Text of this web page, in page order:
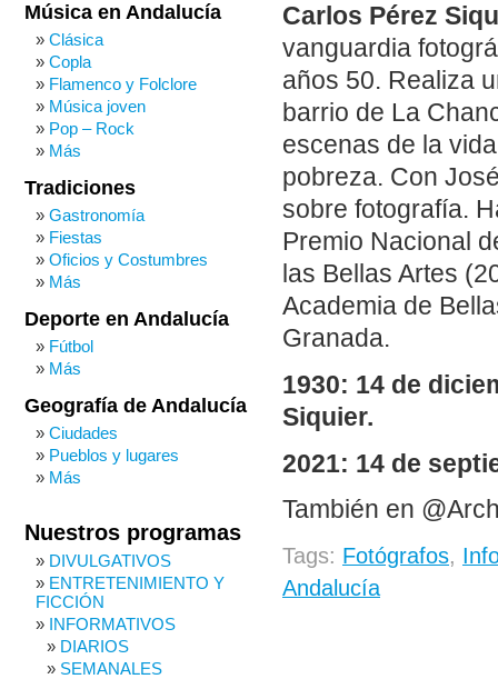
Carlos Pérez
vanguardia
años 50. Realiza
barrio de La
escenas de la
pobreza. Con
sobre fotografía.
Premio Nacional
las Bellas Artes
Academia de
Granada.
1930: 14 de
Siquier.
2021: 14 de
También en
Tags: Fotógrafos,
Andalucía
Música en Andalucía
Clásica
Copla
Flamenco y Folclore
Música joven
Pop – Rock
Más
Tradiciones
Gastronomía
Fiestas
Oficios y Costumbres
Más
Deporte en Andalucía
Fútbol
Más
Geografía de Andalucía
Ciudades
Pueblos y lugares
Más
Nuestros programas
DIVULGATIVOS
ENTRETENIMIENTO Y
FICCIÓN
INFORMATIVOS
DIARIOS
SEMANALES